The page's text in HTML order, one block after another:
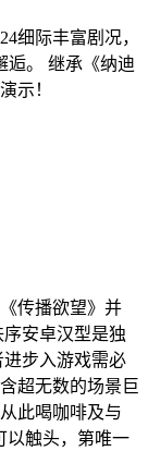
细际丰富剧况，
逅。 继承《纳迪
示！
传播欲望》并
序安卓汉型是独
步入游戏需必
超无数的场景巨
此喝咖啡及与
以触头，第唯一